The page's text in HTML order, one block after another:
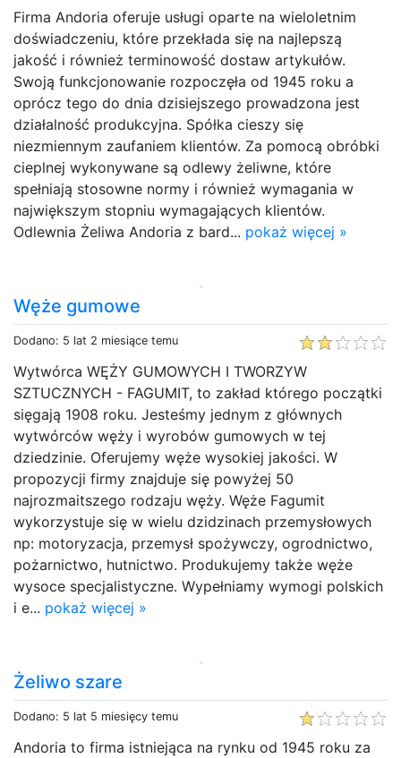
Firma Andoria oferuje usługi oparte na wieloletnim
doświadczeniu, które przekłada się na najlepszą
jakość i również terminowość dostaw artykułów.
Swoją funkcjonowanie rozpoczęła od 1945 roku a
oprócz tego do dnia dzisiejszego prowadzona jest
działalność produkcyjna. Spółka cieszy się
niezmiennym zaufaniem klientów. Za pomocą obróbki
cieplnej wykonywane są odlewy żeliwne, które
spełniają stosowne normy i również wymagania w
największym stopniu wymagających klientów.
Odlewnia Żeliwa Andoria z bard... pokaż więcej »
Węże gumowe
Dodano: 5 lat 2 miesiące temu
Wytwórca WĘŻY GUMOWYCH I TWORZYW
SZTUCZNYCH - FAGUMIT, to zakład którego początki
sięgają 1908 roku. Jesteśmy jednym z głównych
wytwórców węży i wyrobów gumowych w tej
dziedzinie. Oferujemy węże wysokiej jakości. W
propozycji firmy znajduje się powyżej 50
najrozmaitszego rodzaju węży. Węże Fagumit
wykorzystuje się w wielu dzidzinach przemysłowych
np: motoryzacja, przemysł spożywczy, ogrodnictwo,
pożarnictwo, hutnictwo. Produkujemy także węże
wysoce specjalistyczne. Wypełniamy wymogi polskich
i e... pokaż więcej »
Żeliwo szare
Dodano: 5 lat 5 miesięcy temu
Andoria to firma istniejąca na rynku od 1945 roku za